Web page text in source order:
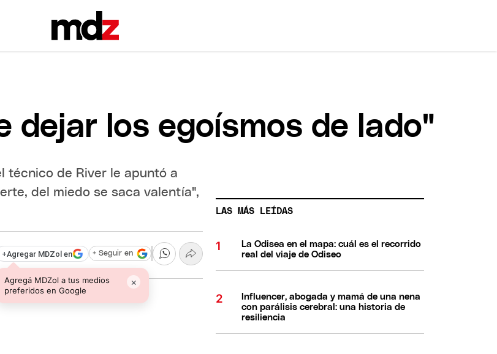
dejar los egoísmos de lado"
técnico de River le apuntó a
del miedo se saca valentía",
+Agregar MDZol en
Agregá MDZol a tus medios
preferidos en Google
×
+ Seguir en
LAS MÁS LEÍDAS
La Odisea en el mapa: cuál es el recorrido
real del viaje de Odiseo
Influencer, abogada y mamá de una nena
con parálisis cerebral: una historia de
resiliencia